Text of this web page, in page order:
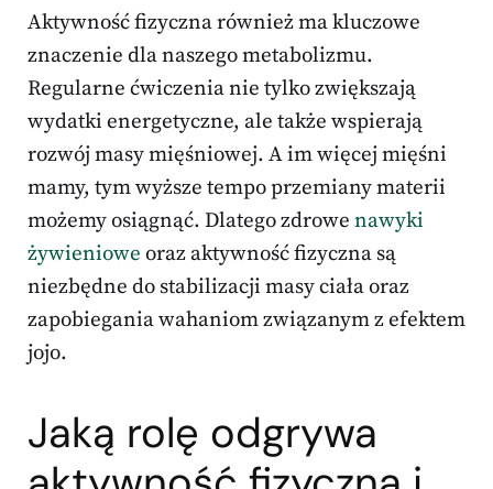
Aktywność fizyczna również ma kluczowe
znaczenie dla naszego metabolizmu.
Regularne ćwiczenia nie tylko zwiększają
wydatki energetyczne, ale także wspierają
rozwój masy mięśniowej. A im więcej mięśni
mamy, tym wyższe tempo przemiany materii
możemy osiągnąć. Dlatego zdrowe nawyki
żywieniowe oraz aktywność fizyczna są
niezbędne do stabilizacji masy ciała oraz
zapobiegania wahaniom związanym z efektem
jojo.
Jaką rolę odgrywa